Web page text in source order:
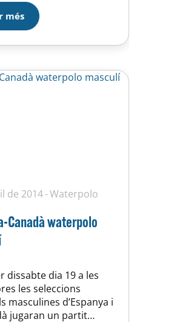
millor en sensacions
ja que hem
clares que no
i en canvi…
més
de 2014 Waterpolo
Canadà waterpolo
dissabte dia 19 a les
les seleccions
masculines d’Espanya i
jugaran un partit